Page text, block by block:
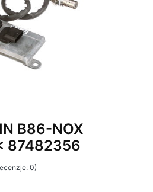
B86-NOX
87482356
0)